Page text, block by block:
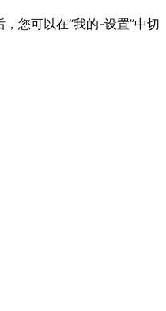
，您可以在“我的-设置”中切